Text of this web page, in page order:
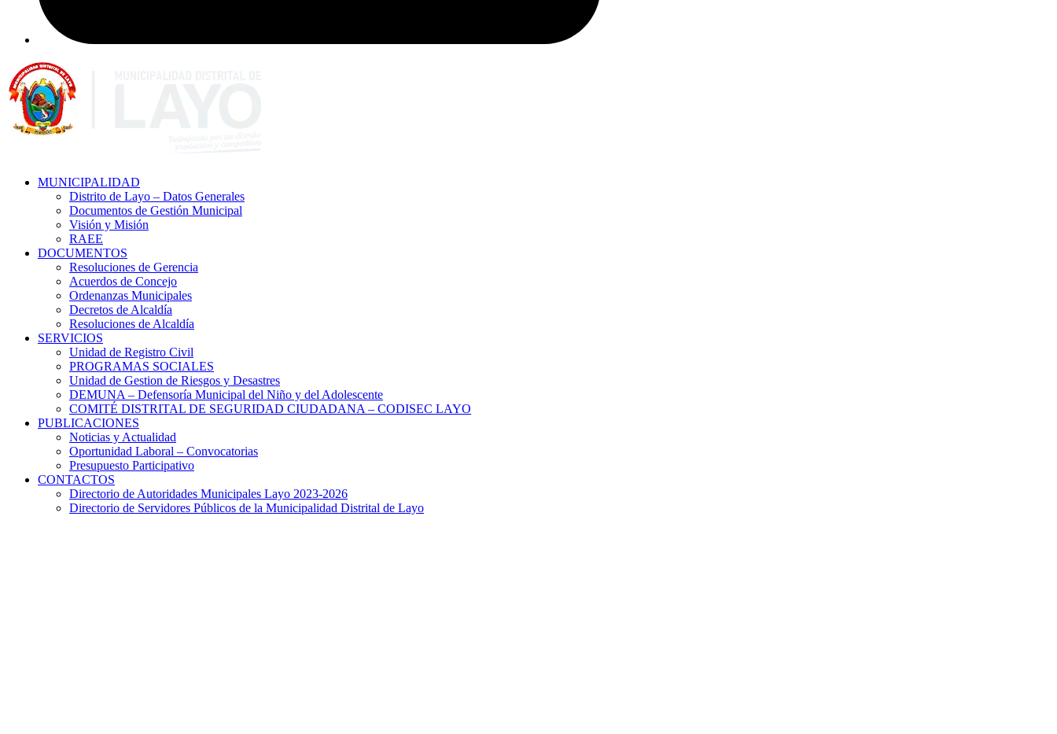
MUNICIPALIDAD
Distrito de Layo – Datos Generales
Documentos de Gestión Municipal
Visión y Misión
RAEE
DOCUMENTOS
Resoluciones de Gerencia
Acuerdos de Concejo
Ordenanzas Municipales
Decretos de Alcaldía
Resoluciones de Alcaldía
SERVICIOS
Unidad de Registro Civil
PROGRAMAS SOCIALES
Unidad de Gestion de Riesgos y Desastres
DEMUNA – Defensoría Municipal del Niño y del Adolescente
COMITÉ DISTRITAL DE SEGURIDAD CIUDADANA – CODISEC LAYO
PUBLICACIONES
Noticias y Actualidad
Oportunidad Laboral – Convocatorias
Presupuesto Participativo
CONTACTOS
Directorio de Autoridades Municipales Layo 2023-2026
Directorio de Servidores Públicos de la Municipalidad Distrital de Layo